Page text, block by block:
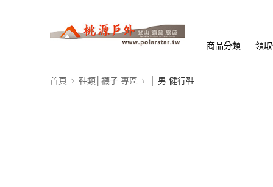
商品分類 領
首頁 鞋類│襪子 專區 ├ 男 健行鞋